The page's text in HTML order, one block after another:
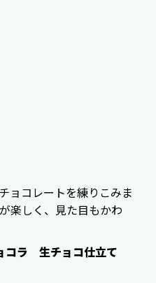
ョコレートを練りこみま
楽しく、見た目もかわ
コラ 生チョコ仕立て